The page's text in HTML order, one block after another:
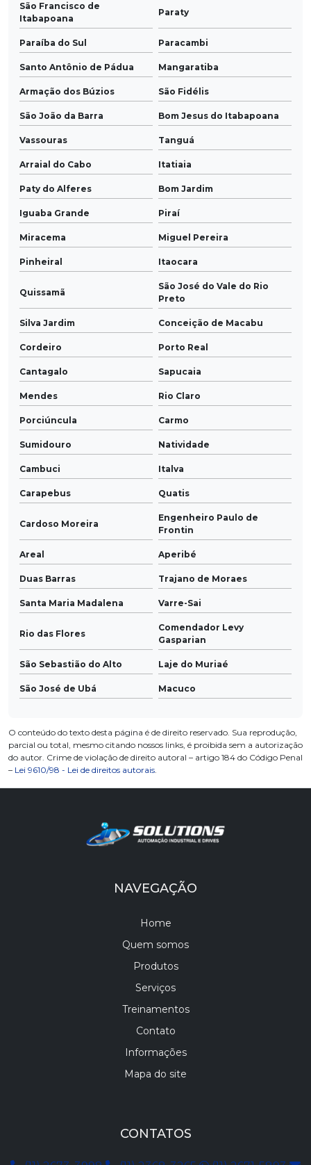
São Francisco de
Itabapoana
Paraty
Paraíba do Sul Paracambi
Santo Antônio de Pádua Mangaratiba
Armação dos Búzios São Fidélis
São João da Barra Bom Jesus do Itabapoana
Vassouras Tanguá
Arraial do Cabo Itatiaia
Paty do Alferes Bom Jardim
Iguaba Grande Piraí
Miracema Miguel Pereira
Pinheiral Itaocara
Quissamã
São José do Vale do Rio
Preto
Silva Jardim Conceição de Macabu
Cordeiro Porto Real
Cantagalo Sapucaia
Mendes Rio Claro
Porciúncula Carmo
Sumidouro Natividade
Cambuci Italva
Carapebus Quatis
Cardoso Moreira
Engenheiro Paulo de
Frontin
Areal Aperibé
Duas Barras Trajano de Moraes
Santa Maria Madalena Varre-Sai
Rio das Flores
Comendador Levy
Gasparian
São Sebastião do Alto Laje do Muriaé
São José de Ubá Macuco
O conteúdo do texto desta página é de direito reservado. Sua reprodução,
parcial ou total, mesmo citando nossos links, é proibida sem a autorização
do autor. Crime de violação de direito autoral – artigo 184 do Código Penal
– Lei 9610/98 - Lei de direitos autorais.
NAVEGAÇÃO
Home
Quem somos
Produtos
Serviços
Treinamentos
Contato
Informações
Mapa do site
CONTATOS